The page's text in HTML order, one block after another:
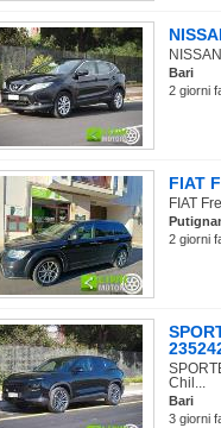
Bari
2 giorni
FIAT
FIAT
2 giorni
Chil...
Bari
3 giorni